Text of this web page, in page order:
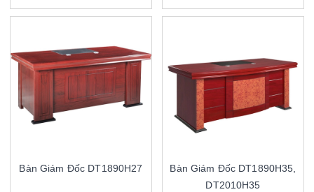
Bàn Giám Đốc DT1890H27
Bàn Giám Đốc DT1890H35,
DT2010H35